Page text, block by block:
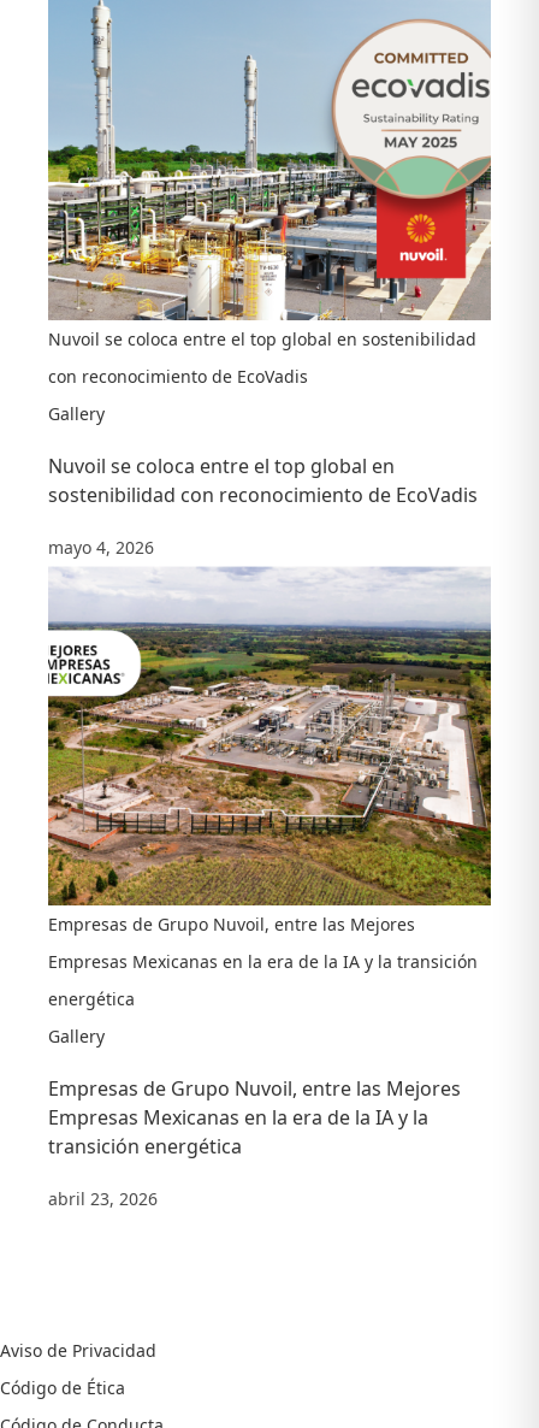
Nuvoil se coloca entre el top global en sostenibilidad
con reconocimiento de EcoVadis
Gallery
Nuvoil se coloca entre el top global en
sostenibilidad con reconocimiento de EcoVadis
mayo 4, 2026
Empresas de Grupo Nuvoil, entre las Mejores
Empresas Mexicanas en la era de la IA y la transición
energética
Gallery
Empresas de Grupo Nuvoil, entre las Mejores
Empresas Mexicanas en la era de la IA y la
transición energética
abril 23, 2026
Aviso de Privacidad
Código de Ética